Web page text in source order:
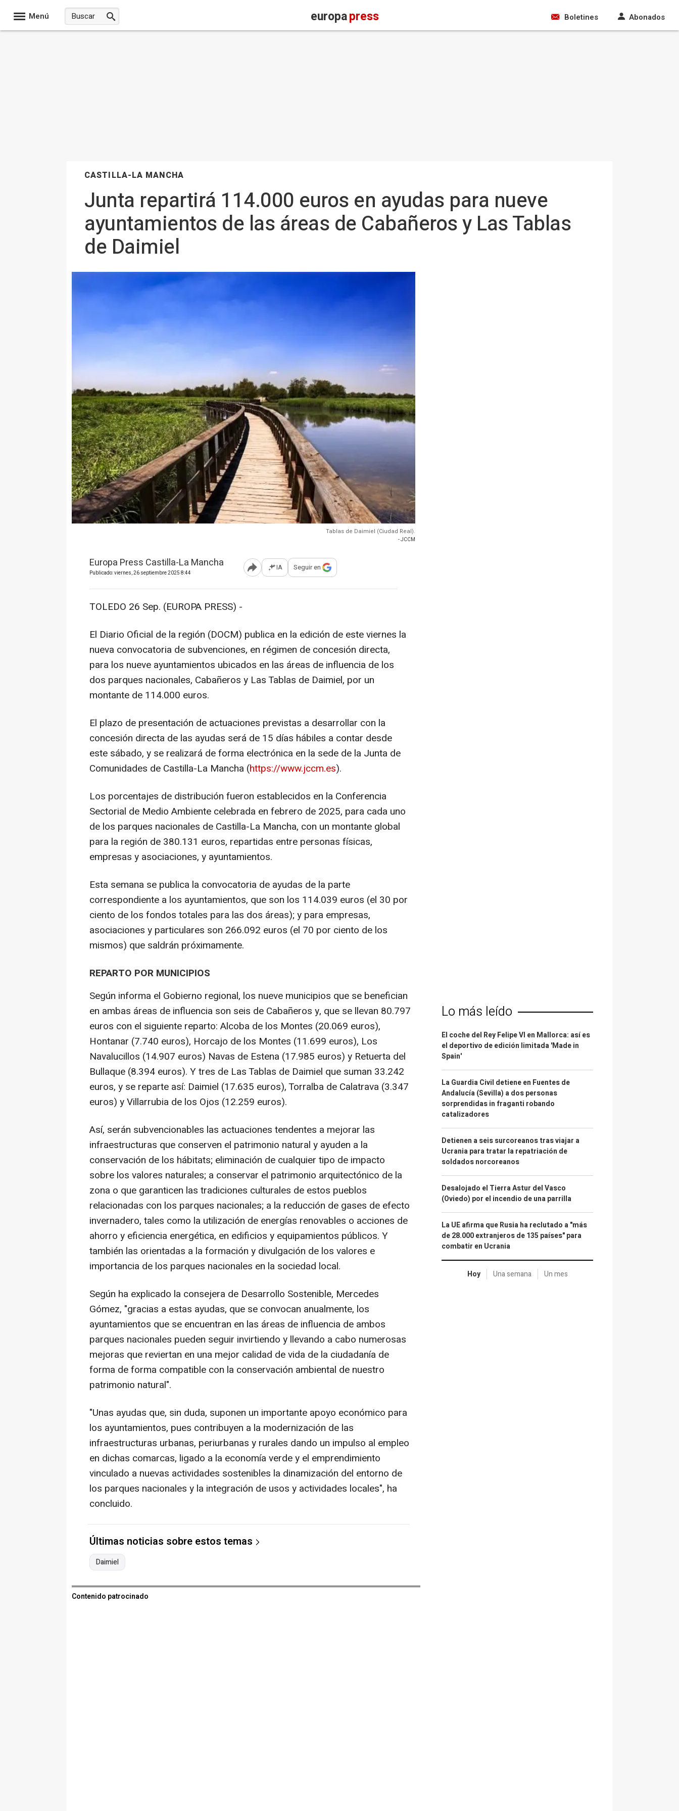
Menú europapress Boletines Abonados
CASTILLA-LA MANCHA
Junta repartirá 114.000 euros en ayudas para nueve
ayuntamientos de las áreas de Cabañeros y Las Tablas
de Daimiel
Tablas de Daimiel (Ciudad Real).
- JCCM
Europa Press Castilla-La Mancha
Publicado: viernes, 26 septiembre 2025 8:44 Abrir opciones para compartir
IA Seguir en
TOLEDO 26 Sep. (EUROPA PRESS) -
El Diario Oficial de la región (DOCM) publica en la edición de este viernes la
nueva convocatoria de subvenciones, en régimen de concesión directa,
para los nueve ayuntamientos ubicados en las áreas de influencia de los
dos parques nacionales, Cabañeros y Las Tablas de Daimiel, por un
montante de 114.000 euros.
El plazo de presentación de actuaciones previstas a desarrollar con la
concesión directa de las ayudas será de 15 días hábiles a contar desde
este sábado, y se realizará de forma electrónica en la sede de la Junta de
Comunidades de Castilla-La Mancha (https://www.jccm.es).
Los porcentajes de distribución fueron establecidos en la Conferencia
Sectorial de Medio Ambiente celebrada en febrero de 2025, para cada uno
de los parques nacionales de Castilla-La Mancha, con un montante global
para la región de 380.131 euros, repartidas entre personas físicas,
empresas y asociaciones, y ayuntamientos.
Esta semana se publica la convocatoria de ayudas de la parte
correspondiente a los ayuntamientos, que son los 114.039 euros (el 30 por
ciento de los fondos totales para las dos áreas); y para empresas,
asociaciones y particulares son 266.092 euros (el 70 por ciento de los
mismos) que saldrán próximamente.
REPARTO POR MUNICIPIOS
Según informa el Gobierno regional, los nueve municipios que se benefician
en ambas áreas de influencia son seis de Cabañeros y, que se llevan 80.797
euros con el siguiente reparto: Alcoba de los Montes (20.069 euros),
Hontanar (7.740 euros), Horcajo de los Montes (11.699 euros), Los
Navalucillos (14.907 euros) Navas de Estena (17.985 euros) y Retuerta del
Bullaque (8.394 euros). Y tres de Las Tablas de Daimiel que suman 33.242
euros, y se reparte así: Daimiel (17.635 euros), Torralba de Calatrava (3.347
euros) y Villarrubia de los Ojos (12.259 euros).
Así, serán subvencionables las actuaciones tendentes a mejorar las
infraestructuras que conserven el patrimonio natural y ayuden a la
conservación de los hábitats; eliminación de cualquier tipo de impacto
sobre los valores naturales; a conservar el patrimonio arquitectónico de la
zona o que garanticen las tradiciones culturales de estos pueblos
relacionadas con los parques nacionales; a la reducción de gases de efecto
invernadero, tales como la utilización de energías renovables o acciones de
ahorro y eficiencia energética, en edificios y equipamientos públicos. Y
también las orientadas a la formación y divulgación de los valores e
importancia de los parques nacionales en la sociedad local.
Según ha explicado la consejera de Desarrollo Sostenible, Mercedes
Gómez, "gracias a estas ayudas, que se convocan anualmente, los
ayuntamientos que se encuentran en las áreas de influencia de ambos
parques nacionales pueden seguir invirtiendo y llevando a cabo numerosas
mejoras que reviertan en una mejor calidad de vida de la ciudadanía de
forma de forma compatible con la conservación ambiental de nuestro
patrimonio natural".
"Unas ayudas que, sin duda, suponen un importante apoyo económico para
los ayuntamientos, pues contribuyen a la modernización de las
infraestructuras urbanas, periurbanas y rurales dando un impulso al empleo
en dichas comarcas, ligado a la economía verde y el emprendimiento
vinculado a nuevas actividades sostenibles la dinamización del entorno de
los parques nacionales y la integración de usos y actividades locales", ha
concluido.
Últimas noticias sobre estos temas
Daimiel
Contenido patrocinado
Lo más leído
El coche del Rey Felipe VI en Mallorca: así es
el deportivo de edición limitada 'Made in
Spain'
La Guardia Civil detiene en Fuentes de
Andalucía (Sevilla) a dos personas
sorprendidas in fraganti robando
catalizadores
Detienen a seis surcoreanos tras viajar a
Ucrania para tratar la repatriación de
soldados norcoreanos
Desalojado el Tierra Astur del Vasco
(Oviedo) por el incendio de una parrilla
La UE afirma que Rusia ha reclutado a "más
de 28.000 extranjeros de 135 países" para
combatir en Ucrania
Hoy Una semana Un mes